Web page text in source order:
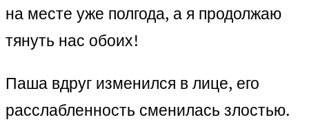
на месте уже полгода, а я продолжаю
тянуть нас обоих!
Паша вдруг изменился в лице, его
расслабленность сменилась злостью.